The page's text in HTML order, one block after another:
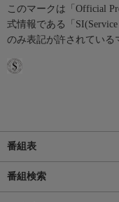
このマークは「Official
式情報である「
のみ表記が許されている
番組表
番組検索